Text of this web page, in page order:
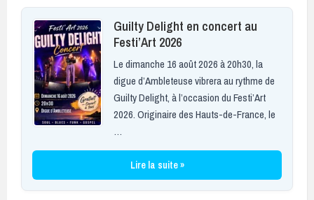
Guilty Delight en concert au
Festi’Art 2026
Le dimanche 16 août 2026 à 20h30, la
digue d’Ambleteuse vibrera au rythme de
Guilty Delight, à l’occasion du Festi’Art
2026. Originaire des Hauts-de-France, le
…
Lire la suite »